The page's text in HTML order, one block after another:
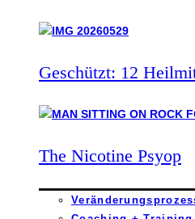
Geschützt: 12
The Nicotine Psyop